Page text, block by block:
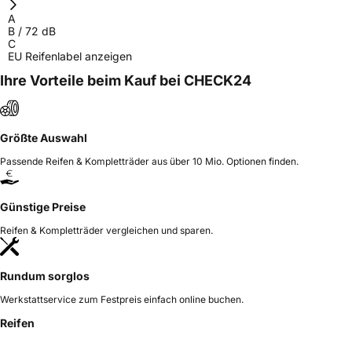
A
B / 72 dB
C
EU Reifenlabel anzeigen
Ihre Vorteile beim Kauf bei CHECK24
Größte Auswahl
Passende Reifen & Kompletträder aus über 10 Mio. Optionen finden.
Günstige Preise
Reifen & Kompletträder vergleichen und sparen.
Rundum sorglos
Werkstattservice zum Festpreis einfach online buchen.
Reifen